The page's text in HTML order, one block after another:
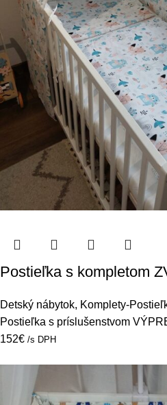
Postieľka s kompletom
Detský nábytok, Komplety-
Postieľka s príslušenstvom
152€ /s DPH